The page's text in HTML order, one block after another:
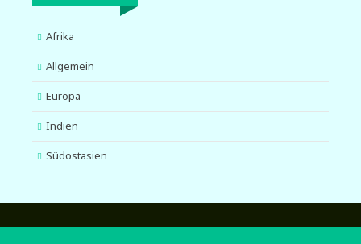
Afrika
Allgemein
Europa
Indien
Südostasien